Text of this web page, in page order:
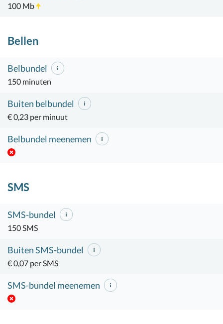
100 Mb
Bellen
Belbundel
150 minuten
Buiten belbundel
€ 0,23 per minuut
Belbundel meenemen
SMS
SMS-bundel
150 SMS
Buiten SMS-bundel
€ 0,07 per SMS
SMS-bundel meenemen